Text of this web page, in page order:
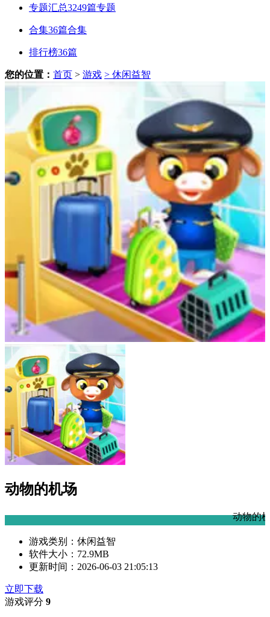
专题汇总3249篇专题
合集36篇合集
排行榜36篇
您的位置： 首页 > 游戏 > 休闲益智
动物的机场
动物的机场是一款休闲益
游戏类别： 休闲益智
软件大小： 72.9MB
更新时间： 2026-06-03 21:05:13
立即下载
游戏评分 9